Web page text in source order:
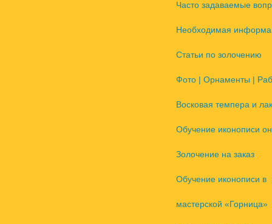
Часто задаваемые
Необходимая
Статьи по золочению
Фото | Орнаменты |
Восковая темпера и лак
Обучение иконописи
Золочение на заказ
Обучение иконописи в
мастерской «Горница»